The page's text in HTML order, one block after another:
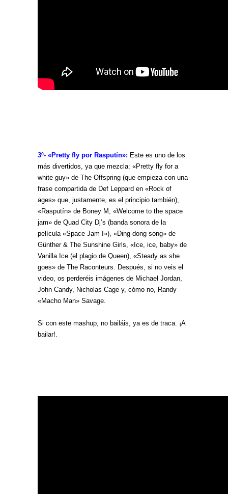
3º- «Pretty fly por Rasputín»: Este es uno de los
más divertidos, ya que mezcla: «Pretty fly for a
white guy» de The Offspring (que empieza con una
frase compartida de Def Leppard en «Rock of
ages» que, justamente, es el principio también),
«Rasputín» de Boney M, «Welcome to the space
jam» de Quad City Dj’s (banda sonora de la
película «Space Jam I»), «Ding dong song» de
Günther & The Sunshine Girls, «Ice, ice, baby» de
Vanilla Ice (el plagio de Queen), «Steady as she
goes» de The Raconteurs. Después, si no veis el
video, os perderéis imágenes de Michael Jordan,
John Candy, Nicholas Cage y, cómo no, Randy
«Macho Man» Savage.
Si con este mashup, no bailáis, ya es de traca. ¡A
bailar!.